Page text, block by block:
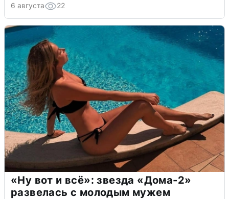
6 августа 22
«Ну вот и всё»: звезда «Дома-2»
развелась с молодым мужем